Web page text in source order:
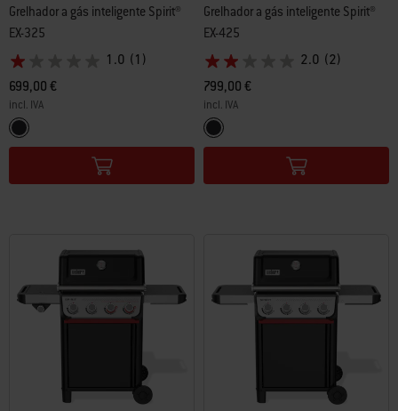
Grelhador a gás inteligente Spirit®
EX-325
1.0 (1)
699,00 €
incl. IVA
Color Options
Preto
Grelhador a gás inteligente Spirit®
EX-425
2.0 (2)
799,00 €
incl. IVA
Color Options
Preto